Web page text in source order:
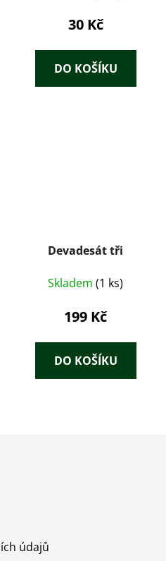
30 Kč
DO KOŠÍKU
Devadesát tři
Skladem (1 ks)
199 Kč
DO KOŠÍKU
údajů